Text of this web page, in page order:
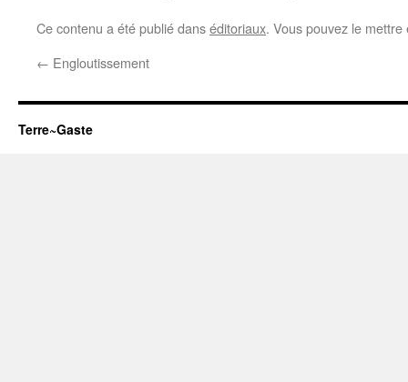
Ce contenu a été publié danséditoriaux. Vous pouvez le
← Engloutissement
Terre~Gaste